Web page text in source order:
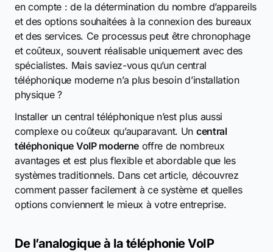
en compte : de la détermination du nombre d’appareils
et des options souhaitées à la connexion des bureaux
et des services. Ce processus peut être chronophage
et coûteux, souvent réalisable uniquement avec des
spécialistes. Mais saviez-vous qu’un central
téléphonique moderne n’a plus besoin d’installation
physique ?
Installer un central téléphonique n’est plus aussi
complexe ou coûteux qu’auparavant. Un central
téléphonique VoIP moderne offre de nombreux
avantages et est plus flexible et abordable que les
systèmes traditionnels. Dans cet article, découvrez
comment passer facilement à ce système et quelles
options conviennent le mieux à votre entreprise.
De l’analogique à la téléphonie VoIP